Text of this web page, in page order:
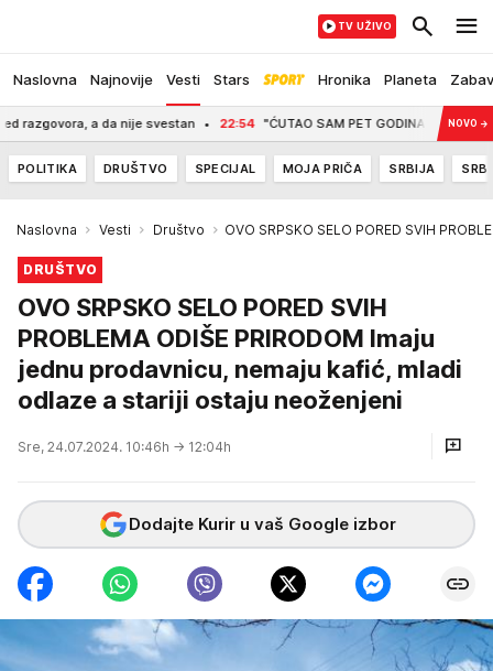
Naslovna Najnovije Vesti Stars Hronika Planeta
TV UŽIVO
a da nije svestan 22:54 "ĆUTAO SAM PET GODINA, MOLIO ME JENOVO →
POLITIKA DRUŠTVO SPECIJAL MOJA PRIČA SRBIJA
Naslovna Vesti Društvo OVO SRPSKO SELO PORED SVIH
DRUŠTVO
OVO SRPSKO SELO PORED SVIH
PROBLEMA ODIŠE PRIRODOM Imaju
jednu prodavnicu, nemaju kafić, mladi
odlaze a stariji ostaju neoženjeni
Sre, 24.07.2024. 10:46h → 12:04h
Dodajte Kurir u vaš Google izbor